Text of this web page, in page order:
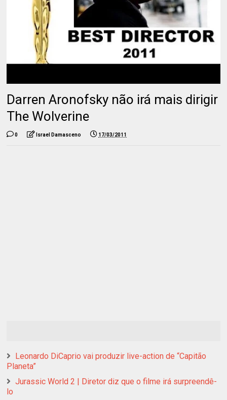
Darren Aronofsky não irá mais dirigir
The Wolverine
0 Israel Damasceno 17/03/2011
Leonardo DiCaprio vai produzir live-action de “Capitão
Planeta”
Jurassic World 2 | Diretor diz que o filme irá surpreendê-
lo